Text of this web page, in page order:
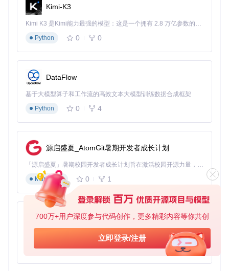
700万+用户深度参与代码创作，更多精彩内容等你共创
立即登录/注册
Kimi-K3
Kimi K3 是Kimi能力最强的模型：这是一个拥有 2.8 万亿参数的混合专家（MoE）模型，具备原生视觉理解能力，并支持 100 万 token 的上下文窗口。
Python
0 0
DataFlow
基于大模型算子和工作流的高效文本大模型训练数据合成框架
Python
0 4
源启盛夏_AtomGit暑期开发者成长计划
「源启盛夏」暑期校园开发者成长计划旨在激活校园开源力量，通过积分激励、认证扶持、资源倾斜等形式，引导高校组织和开发者完成「入驻 — 建项目 — 做贡献 — 获认证 — 得资源」的完整闭环。无论你是想带领社团入驻平台的组织者，还是希望用代码贡献证明自己的开发者，都能在这里找到属于你的成长路径。
Markdown
0 1
py-xiaozhi
基于Python的Xiaozhi AI，适用于想要完整Xiaozhi体验而无需拥有专用硬件的用户。
Python
0 1